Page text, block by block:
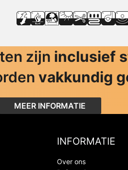
zijn inclusief
vakkundig
MEER INFORMATIE
INFORMATIE
Over ons